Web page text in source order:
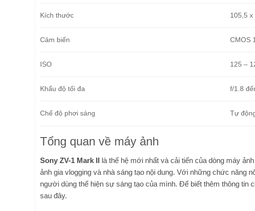
Kích thước 105,5 x
Cảm biến CMOS
ISO 125 –
Khẩu độ tối đa f/1.8
Chế độ phơi sáng Tự
Tổng quan về máy ảnh
Sony ZV-1 Mark II là thế hệ mới nhất và cải tiến của dòng máy
ảnh gia vlogging và nhà sáng tạo nội dung. Với những chức năng
người dùng thể hiện sự sáng tạo của mình. Để biết thêm thông tin
sau đây.